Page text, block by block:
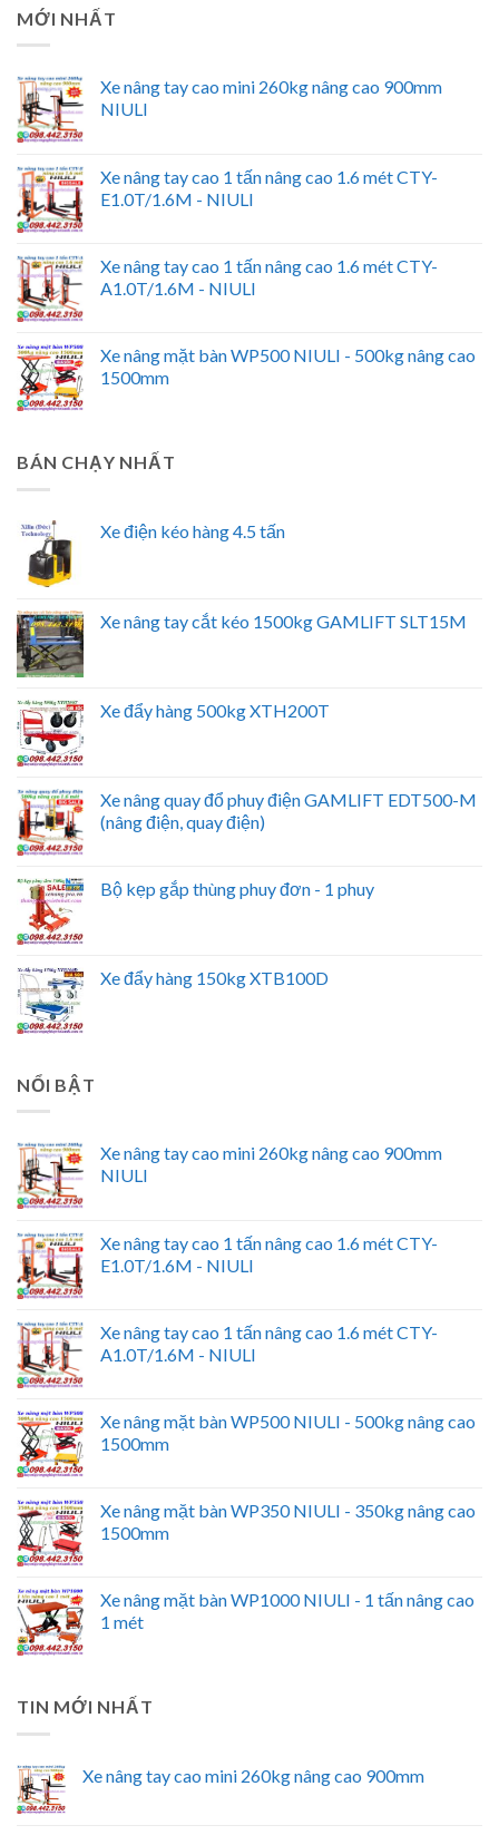
MỚI NHẤT
Xe nâng tay cao mini 260kg nâng cao 900mm
NIULI
Xe nâng tay cao 1 tấn nâng cao 1.6 mét CTY-
E1.0T/1.6M - NIULI
Xe nâng tay cao 1 tấn nâng cao 1.6 mét CTY-
A1.0T/1.6M - NIULI
Xe nâng mặt bàn WP500 NIULI - 500kg nâng cao
1500mm
BÁN CHẠY NHẤT
Xe điện kéo hàng 4.5 tấn
Xe nâng tay cắt kéo 1500kg GAMLIFT SLT15M
Xe đẩy hàng 500kg XTH200T
Xe nâng quay đổ phuy điện GAMLIFT EDT500-M
(nâng điện, quay điện)
Bộ kẹp gắp thùng phuy đơn - 1 phuy
Xe đẩy hàng 150kg XTB100D
NỔI BẬT
Xe nâng tay cao mini 260kg nâng cao 900mm
NIULI
Xe nâng tay cao 1 tấn nâng cao 1.6 mét CTY-
E1.0T/1.6M - NIULI
Xe nâng tay cao 1 tấn nâng cao 1.6 mét CTY-
A1.0T/1.6M - NIULI
Xe nâng mặt bàn WP500 NIULI - 500kg nâng cao
1500mm
Xe nâng mặt bàn WP350 NIULI - 350kg nâng cao
1500mm
Xe nâng mặt bàn WP1000 NIULI - 1 tấn nâng cao
1 mét
TIN MỚI NHẤT
Xe nâng tay cao mini 260kg nâng cao 900mm